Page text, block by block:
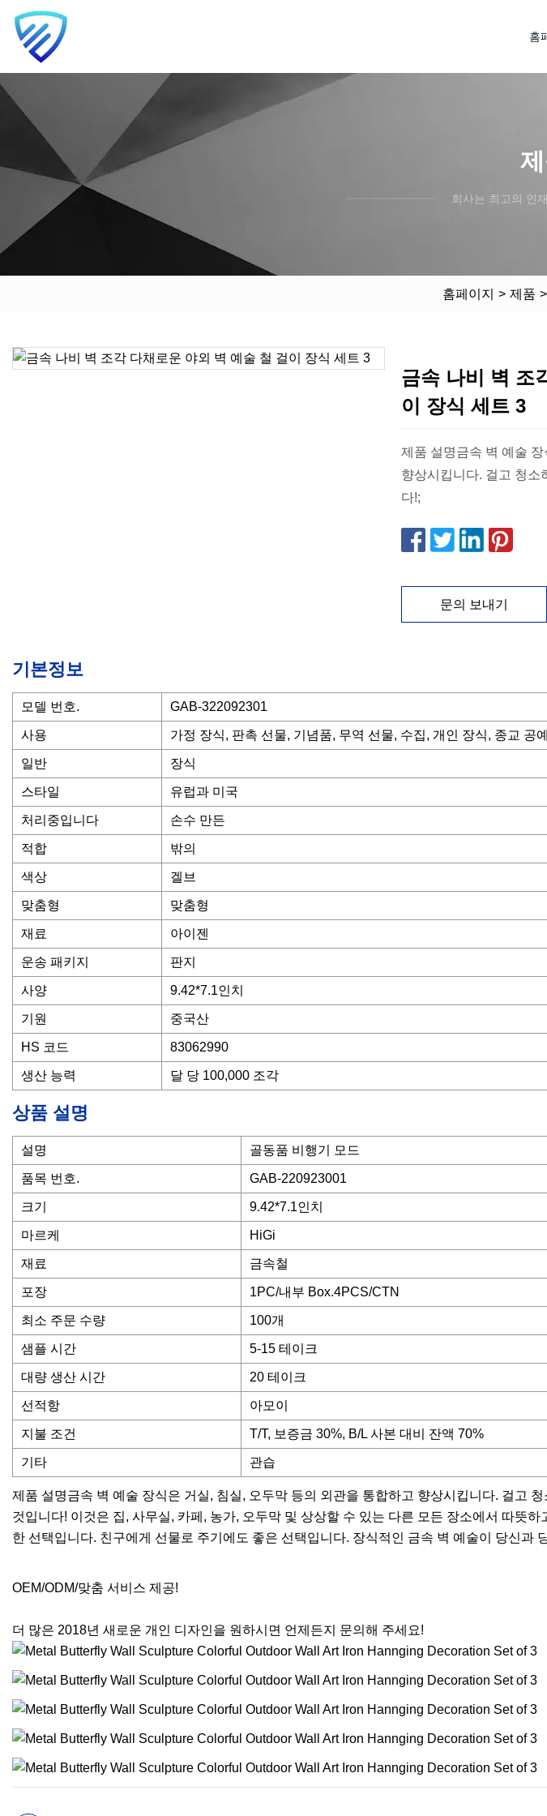
홈
회사는 최고의 인
홈페이지 > 제품 >
금속 나비 벽 조
이 장식 세트 3
제품 설명금속 벽 예술
향상시킵니다. 걸고 청소하기 쉽고 집 장식에 소박한 매력을 더해 줍니
다!;
문의 보내기
기본정보
모델 번호. GAB-322092301
사용 가정 장식, 판촉 선물, 기념품, 무역 선물, 수집, 개인 장식, 종교 공
일반 장식
스타일 유럽과 미국
처리중입니다 손수 만든
적합 밖의
색상 겔브
맞춤형 맞춤형
재료 아이젠
운송 패키지 판지
사양 9.42*7.1인치
기원 중국산
HS 코드 83062990
생산 능력 달 당 100,000 조각
상품 설명
설명 골동품 비행기 모드
품목 번호. GAB-220923001
크기 9.42*7.1인치
마르케 HiGi
재료 금속철
포장 1PC/내부 Box.4PCS/CTN
최소 주문 수량 100개
샘플 시간 5-15 테이크
대량 생산 시간 20 테이크
선적항 아모이
지불 조건 T/T, 보증금 30%, B/L 사본 대비 잔액 70%
기타 관습
제품 설명금속 벽 예술 장식은 거실, 침실, 오두막 등의 외관을 통합하고 향상시킵니다. 걸고
것입니다! 이것은 집, 사무실, 카페, 농가, 오두막 및 상상할 수 있는 다른 모든 장소에서 따뜻
한 선택입니다. 친구에게 선물로 주기에도 좋은 선택입니다. 장식적인 금속 벽 예술이 당신과
OEM/ODM/맞춤 서비스 제공!
더 많은 2018년 새로운 개인 디자인을 원하시면 언제든지 문의해 주세요!